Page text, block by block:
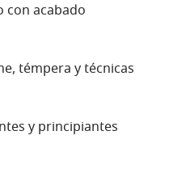
acabado
témpera y técnicas
y principiantes